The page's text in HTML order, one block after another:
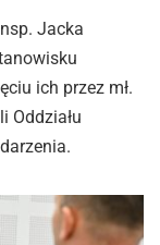
Jacka
ich przez mł.
Oddziału